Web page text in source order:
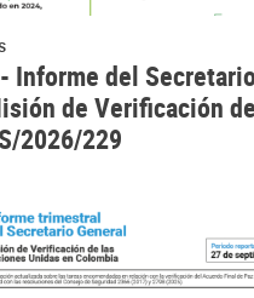
Informe del
de Verificación
2026/229